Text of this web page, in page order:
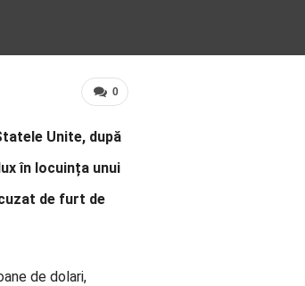
0
Unite, după
în locuința unui
de furt de
de dolari,